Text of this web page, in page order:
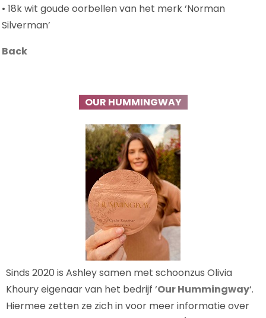
• 18k wit goude oorbellen van het merk ‘Norman
Silverman’
Back
OUR HUMMINGWAY
Sinds 2020 is Ashley samen met schoonzus Olivia
Khoury eigenaar van het bedrijf ‘Our Hummingway‘.
Hiermee zetten ze zich in voor meer informatie over